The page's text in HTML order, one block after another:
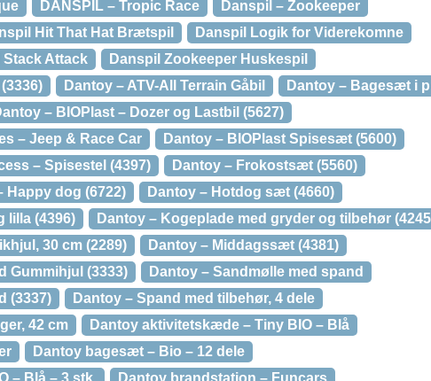
DANSPIL – Tropic Race
Danspil – Zookeeper
Hit That Hat Brætspil
Danspil Logik for Viderekomne
Stack Attack
Danspil Zookeeper Huskespil
Dantoy – ATV-All Terrain Gåbil
Dantoy – Bagesæt i
– BIOPlast – Dozer og Lastbil (5627)
– Jeep & Race Car
Dantoy – BIOPlast Spisesæt (5600)
– Spisestel (4397)
Dantoy – Frokostsæt (5560)
Happy dog (6722)
Dantoy – Hotdog sæt (4660)
lilla (4396)
Dantoy – Kogeplade med gryder og tilbehør
30 cm (2289)
Dantoy – Middagssæt (4381)
Gummihjul (3333)
Dantoy – Sandmølle med spand
(3337)
Dantoy – Spand med tilbehør, 4 dele
42 cm
Dantoy aktivitetskæde – Tiny BIO – Blå
Dantoy bagesæt – Bio – 12 dele
– Blå – 3 stk.
Dantoy brandstation – Funcars